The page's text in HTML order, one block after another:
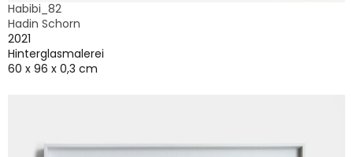
Habibi_82
Hadin Schorn
2021
Hinterglasmalerei
60 x 96 x 0,3 cm